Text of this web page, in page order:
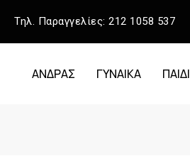
Τηλ. Παραγγελίες: 212 1058 537
ΑΝΔΡΑΣ ΓΥΝΑΙΚΑ ΠΑΙΔΙ